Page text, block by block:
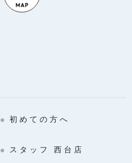
初めての方へ
スタッフ 西台店